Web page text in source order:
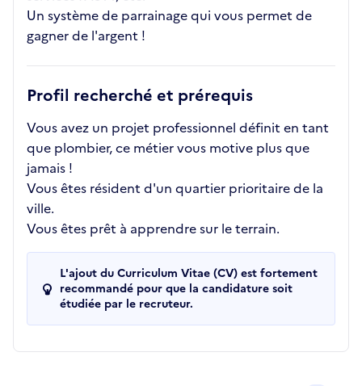
Un système de parrainage qui vous permet de
gagner de l'argent !
Profil recherché et prérequis
Vous avez un projet professionnel définit en tant
que plombier, ce métier vous motive plus que
jamais !
Vous êtes résident d'un quartier prioritaire de la
ville.
Vous êtes prêt à apprendre sur le terrain.
L'ajout du Curriculum Vitae (CV) est fortement
recommandé pour que la candidature soit
étudiée par le recruteur.